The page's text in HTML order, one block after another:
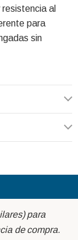
al
para
sin
para
de compra.